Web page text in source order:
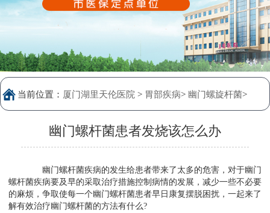
当前位置： 厦门湖里天伦医院 > 胃部疾病> 幽门螺旋杆菌>
幽门螺杆菌患者发烧该怎么办
幽门螺杆菌疾病的发生给患者带来了太多的危害，对于幽门
螺杆菌疾病要及早的采取治疗措施控制病情的发展，减少一些不必要
的麻烦，争取使每一个幽门螺杆菌患者早日康复摆脱困扰，一起来了
解有效治疗幽门螺杆菌的方法有什么?